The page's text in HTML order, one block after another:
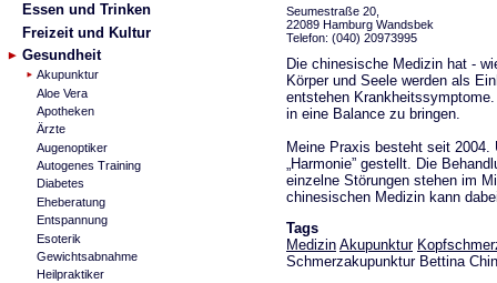
Essen und Trinken
Freizeit und Kultur
Gesundheit
Akupunktur
Aloe Vera
Apotheken
Ärzte
Augenoptiker
Autogenes Training
Diabetes
Eheberatung
Entspannung
Esoterik
Gewichtsabnahme
Heilpraktiker
Seumestraße 20,
22089 Hamburg Wandsbek
Telefon: (040) 20973995
Die chinesische Medizin hat -
Körper und Seele werden als
entstehen
in eine Balance zu bringen.
Meine Praxis besteht seit 2004.
„Harmonie” gestellt. Die
einzelne Störungen stehen im
chinesischen Medizin kann
Tags
Medizin Akupunktur
Schmerzakupunktur Bettina